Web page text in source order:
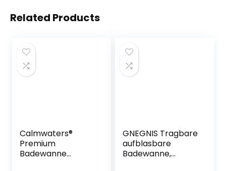
Related Products
Calmwaters®
Premium
Badewanne
GNEGNIS Tragbare
aufblasbare
Badewanne,